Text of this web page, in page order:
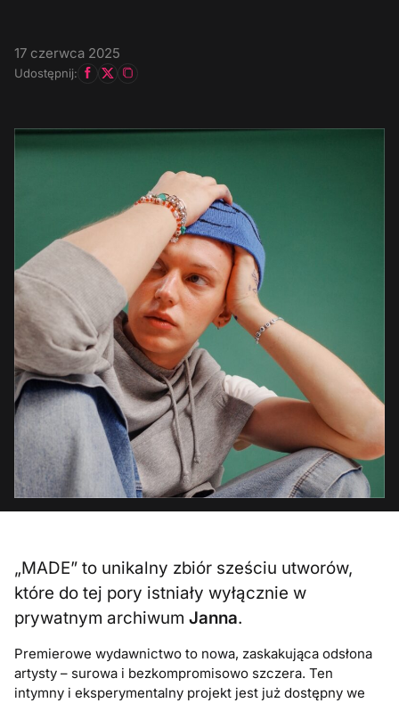
17 czerwca 2025
Udostępnij:
„MADE” to unikalny zbiór sześciu utworów,
które do tej pory istniały wyłącznie w
prywatnym archiwumJanna.
Premierowe wydawnictwo to nowa, zaskakująca odsłona
artysty – surowa i bezkompromisowo szczera. Ten
intymny i eksperymentalny projekt jest już dostępny we